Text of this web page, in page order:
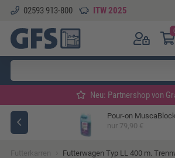
02593 913-800 ITW 2025
Neu: Partnershop von
Pour-on
nur 79,90 €
Futterkarren Futterwagen Typ LL 400 m.